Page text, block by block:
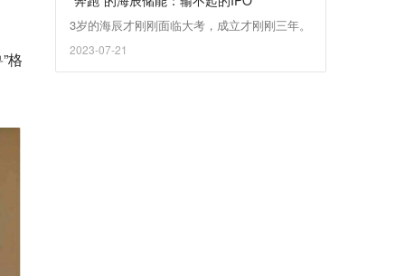
格
3岁的海辰才刚刚面临大考，成立才刚刚三年。
2023-07-21